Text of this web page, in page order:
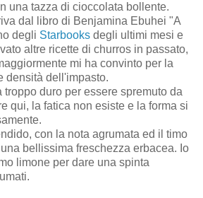
una tazza di cioccolata bollente.
dal libro di Benjamina Ebuhei "A
degli Starbooks degli ultimi mesi e
altre ricette di churros in passato,
mi ha convinto per la
densità dell'impasto.
duro per essere spremuto da
qui, la fatica non esiste e la forma si
con la nota agrumata ed il timo
bellissima freschezza erbacea. Io
limone per dare una spinta